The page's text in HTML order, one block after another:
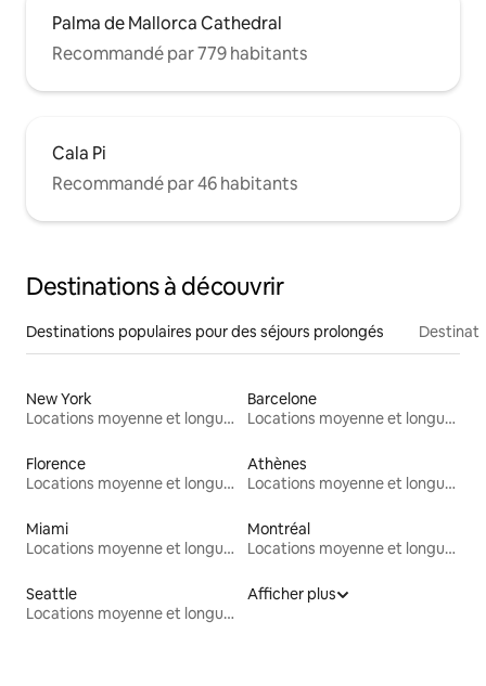
Palma de Mallorca Cathedral
Recommandé par 779 habitants
Cala Pi
Recommandé par 46 habitants
Destinations à découvrir
Destinations populaires pour des séjours prolongés
New York
Locations moyenne et longue durée
Barcelone
Locations moyenne et longue durée
Florence
Locations moyenne et longue durée
Athènes
Locations moyenne et longue durée
Miami
Locations moyenne et longue durée
Montréal
Locations moyenne et longue durée
Seattle
Locations moyenne et longue durée
Afficher plus